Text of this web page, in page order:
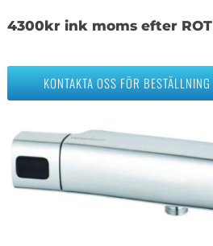
4300kr ink moms efter ROT
KONTAKTA OSS FÖR BESTÄLLNING